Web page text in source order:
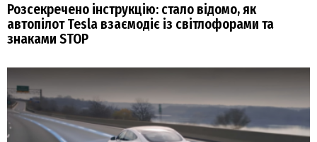
Розсекречено інструкцію: стало відомо, як
автопілот Tesla взаємодіє із світлофорами та
знаками STOP